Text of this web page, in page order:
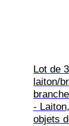
Lot de
laiton/
-
objets